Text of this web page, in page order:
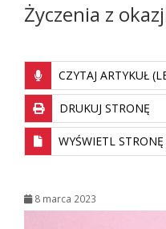
Życzenia z
CZYTAJ ARTYKUŁ
DRUKUJ STRONĘ
WYŚWIETL
8 marca 2023